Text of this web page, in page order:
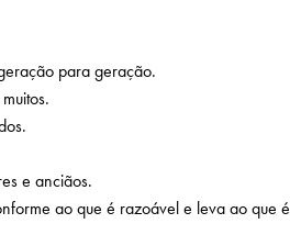
para geração.
e anciãos.
ao que é razoável e leva ao